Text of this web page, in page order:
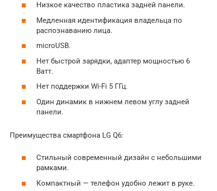
Низкое качество пластика задней панели.
Медленная идентификация владельца по
распознаванию лица.
microUSB.
Нет быстрой зарядки, адаптер мощностью 6
Ватт.
Нет поддержки Wi-Fi 5 ГГц.
Один динамик в нижнем левом углу задней
панели.
Преимущества смартфона LG Q6:
Стильный современный дизайн с небольшими
рамками.
Компактный — телефон удобно лежит в руке.